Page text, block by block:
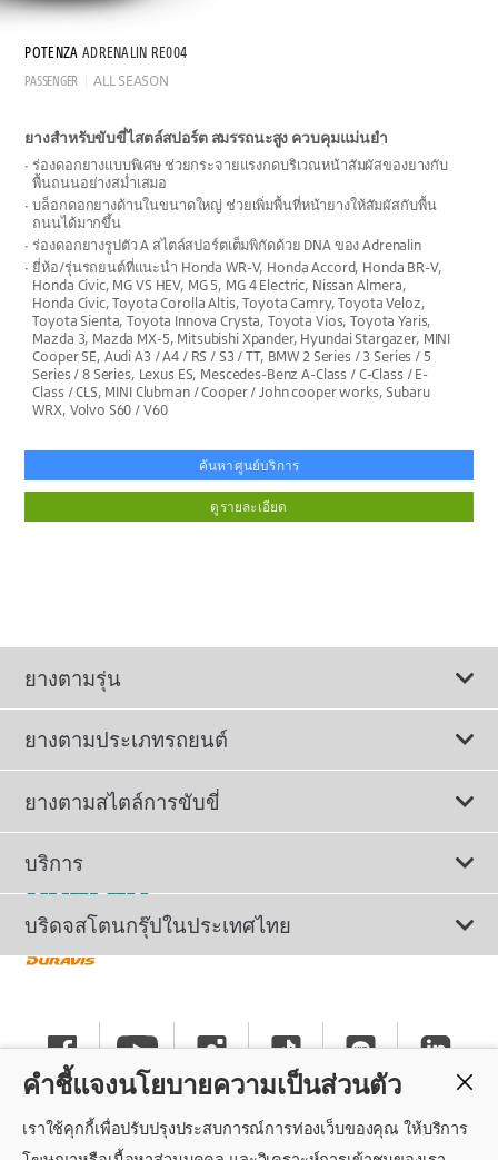
POTENZA ADRENALIN RE004
PASSENGER ALL SEASON
ยางสำหรับขับขี่ไสตล์สปอร์ต สมรรถนะสูง ควบคุมแม่นยำ
ร่องดอกยางแบบพิเศษ ช่วยกระจายแรงกดบริเวณหน้าสัมผัสของยางกับ
พื้นถนนอย่างสม่ำเสมอ
บล็อกดอกยางด้านในขนาดใหญ่ ช่วยเพิ่มพื้นที่หน้ายางให้สัมผัสกับพื้น
ถนนได้มากขึ้น
ร่องดอกยางรูปตัว A สไตล์สปอร์ตเต็มพิกัดด้วย DNA ของ Adrenalin
ยี่ห้อ/รุ่นรถยนต์ที่แนะนำ Honda WR-V, Honda Accord, Honda BR-V,
Honda Civic, MG VS HEV, MG 5, MG 4 Electric, Nissan Almera,
Honda Civic, Toyota Corolla Altis, Toyota Camry, Toyota Veloz,
Toyota Sienta, Toyota Innova Crysta, Toyota Vios, Toyota Yaris,
Mazda 3, Mazda MX-5, Mitsubishi Xpander, Hyundai Stargazer, MINI
Cooper SE, Audi A3 / A4 / RS / S3 / TT, BMW 2 Series / 3 Series / 5
Series / 8 Series, Lexus ES, Mescedes-Benz A-Class / C-Class / E-
Class / CLS, MINI Clubman / Cooper / John cooper works, Subaru
WRX, Volvo S60 / V60
ค้นหาศูนย์บริการ
ดูรายละเอียด
คำชี้แจงนโยบายความเป็นส่วนตัว
เราใช้คุกกี้เพื่อปรับปรุงประสบการณ์การท่องเว็บของคุณ ให้บริการ
ยางตามรุ่น
ยางตามประเภทรถยนต์
ดูยางทั้งหมด
ยางรถยนต์นั่ง
ยางรถ SUV/CUV/4x4
ยางรถบรรทุกและรถโดยสาร
แค็ตตาล็อกยางรถยนต์
ยางตามสไตล์การขับขี่
ยางรถยนต์นุ่มเงียบ
ยางสปอร์ตสมรรถนะสูง
ยางรถยนต์ประหยัดน้ำมัน
ยางรถออฟโรด
ยางรันแฟลต
บริการ
ติดต่อเรา
คำแนะนำทั่วไปเกี่ยวกับการใช้ยาง
นโยบายความเป็นส่วนตัว
บริดจสโตนกรุ๊ปในประเทศไทย
ข่าวประชาสัมพันธ์
ร่วมงานกับบริดจสโตน
ศูนย์บริการค็อกพิท